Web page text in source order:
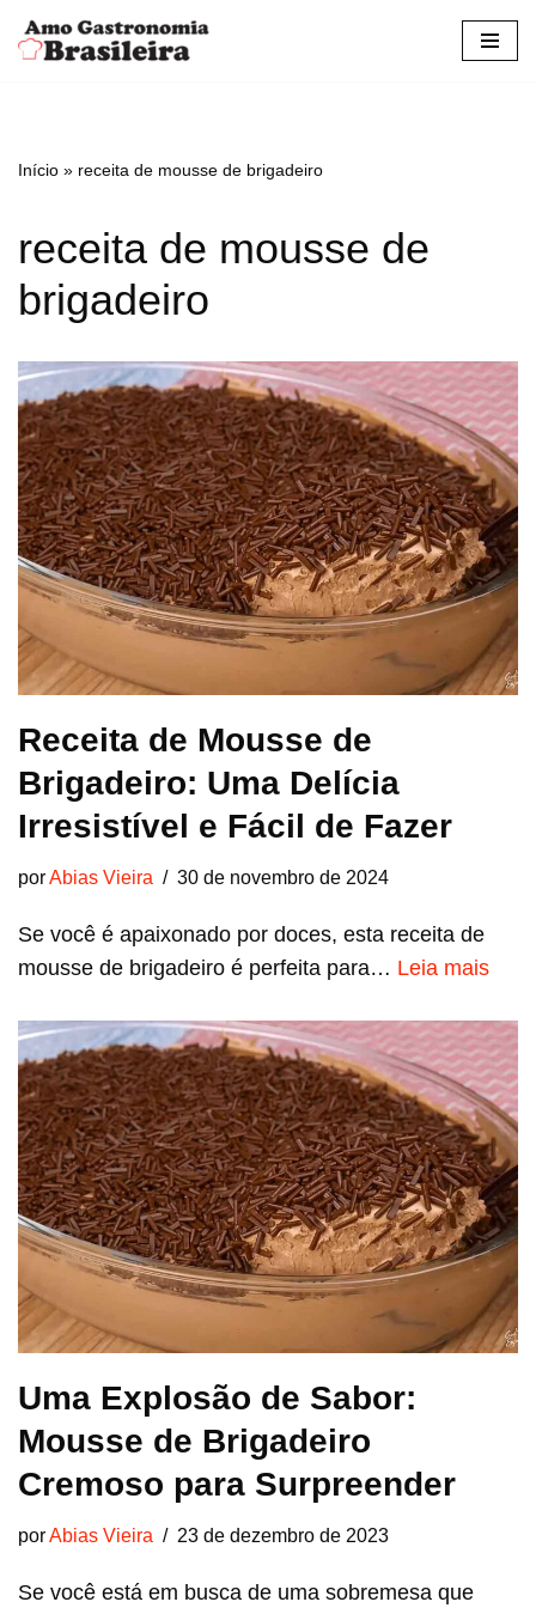
Pular
conteúdo
Início » receita de mousse de brigadeiro
receita de mousse de
brigadeiro
Receita de Mousse de
Brigadeiro: Uma Delícia
Irresistível e Fácil de Fazer
porAbias Vieira 30 de novembro de 2024
Se você é apaixonado por doces, esta receita de
mousse de brigadeiro é perfeita para… Leia mais
Uma Explosão de Sabor:
Mousse de Brigadeiro
Cremoso para Surpreender
porAbias Vieira 23 de dezembro de 2023
Se você está em busca de uma sobremesa que